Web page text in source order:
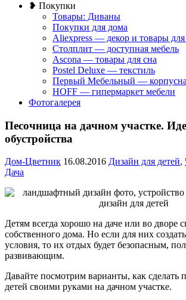
❥ Покупки
Товары: Диваны
Покупки для дома
Aliexpress — декор и товары
Столплит — доступная мебель
Ascona — товары для сна
Postel Deluxe — текстиль
Первый Мебельный —
HOFF — гипермаркет мебели
Фотогалерея
Песочница на дачном участке.
обустройства
Дом-Цветник 16.08.2016 Дизайн для детей,
Дача
Детям всегда хорошо на даче или во дворе
собственного дома. Но если для них
условия, то их отдых будет безопасным,
развивающим.
Давайте посмотрим варианты, как сделать
детей своими руками на дачном участке.